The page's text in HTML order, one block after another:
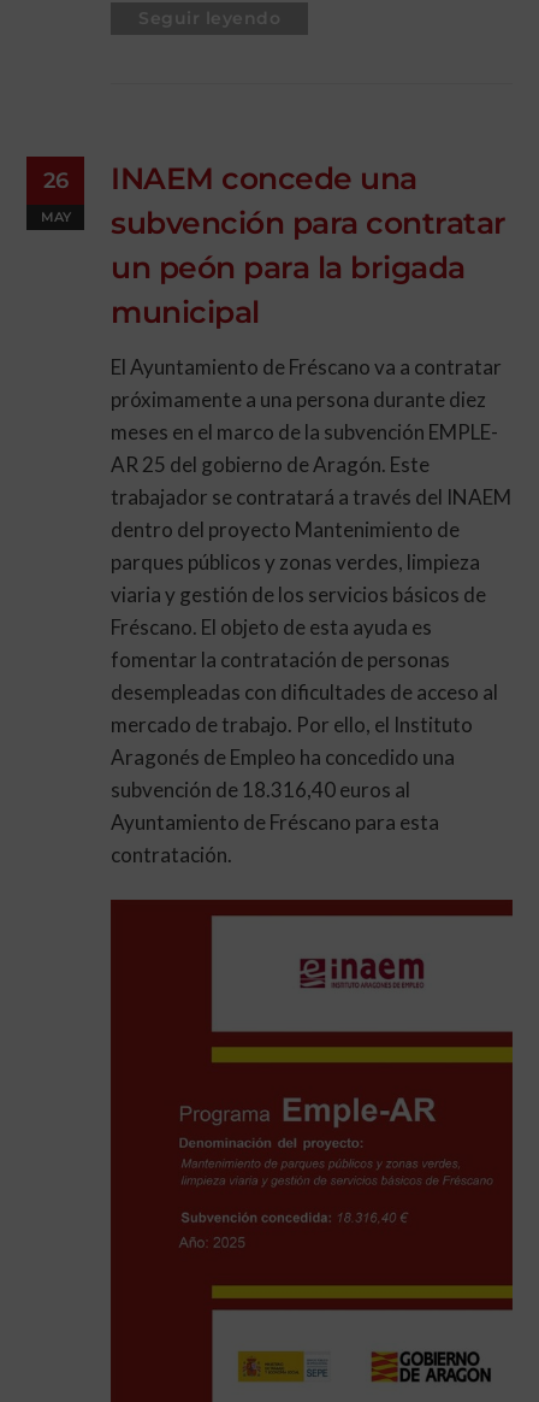
Seguir leyendo
26
MAY
INAEM concede una
subvención para contratar
un peón para la brigada
municipal
El Ayuntamiento de Fréscano va a contratar
próximamente a una persona durante diez
meses en el marco de la subvención EMPLE-
AR 25 del gobierno de Aragón. Este
trabajador se contratará a través del INAEM
dentro del proyecto Mantenimiento de
parques públicos y zonas verdes, limpieza
viaria y gestión de los servicios básicos de
Fréscano. El objeto de esta ayuda es
fomentar la contratación de personas
desempleadas con dificultades de acceso al
mercado de trabajo. Por ello, el Instituto
Aragonés de Empleo ha concedido una
subvención de 18.316,40 euros al
Ayuntamiento de Fréscano para esta
contratación.